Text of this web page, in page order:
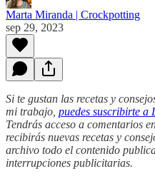
Marta Miranda | Crockpotting
sep 29, 2023
Si te gustan las recetas y
mi trabajo, puedes suscribirte a
Tendrás acceso a comentarios
recibirás nuevas recetas y
archivo todo el contenido
interrupciones publicitarias.